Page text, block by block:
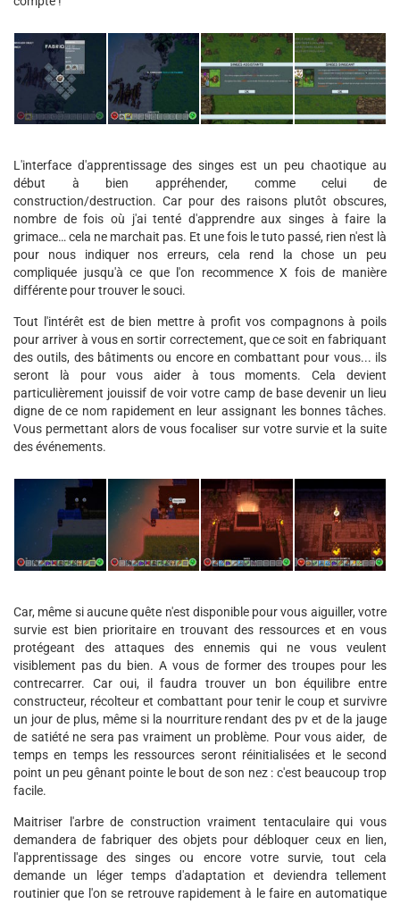
L'interface d'apprentissage des singes est un peu chaotique au
début à bien appréhender, comme celui de
construction/destruction. Car pour des raisons plutôt obscures,
nombre de fois où j'ai tenté d'apprendre aux singes à faire la
grimace… cela ne marchait pas. Et une fois le tuto passé, rien n'est là
pour nous indiquer nos erreurs, cela rend la chose un peu
compliquée jusqu'à ce que l'on recommence X fois de manière
différente pour trouver le souci.
Tout l'intérêt est de bien mettre à profit vos compagnons à poils
pour arriver à vous en sortir correctement, que ce soit en fabriquant
des outils, des bâtiments ou encore en combattant pour vous... ils
seront là pour vous aider à tous moments. Cela devient
particulièrement jouissif de voir votre camp de base devenir un lieu
digne de ce nom rapidement en leur assignant les bonnes tâches.
Vous permettant alors de vous focaliser sur votre survie et la suite
des événements.
Car, même si aucune quête n'est disponible pour vous aiguiller, votre
survie est bien prioritaire en trouvant des ressources et en vous
protégeant des attaques des ennemis qui ne vous veulent
visiblement pas du bien. A vous de former des troupes pour les
contrecarrer. Car oui, il faudra trouver un bon équilibre entre
constructeur, récolteur et combattant pour tenir le coup et survivre
un jour de plus, même si la nourriture rendant des pv et de la jauge
de satiété ne sera pas vraiment un problème. Pour vous aider, de
temps en temps les ressources seront réinitialisées et le second
point un peu gênant pointe le bout de son nez : c'est beaucoup trop
facile.
Maitriser l'arbre de construction vraiment tentaculaire qui vous
demandera de fabriquer des objets pour débloquer ceux en lien,
l'apprentissage des singes ou encore votre survie, tout cela
demande un léger temps d'adaptation et deviendra tellement
routinier que l'on se retrouve rapidement à le faire en automatique